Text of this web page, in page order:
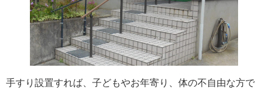
手すり設置すれば、子どもやお年寄り、体の不自由な方で